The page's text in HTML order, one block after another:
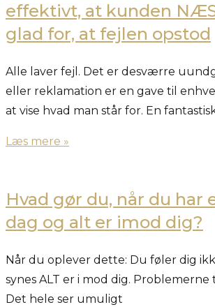
effektivt, at kunden
glad for, at fejlen opstod
Alle laver fejl. Det er desværre
eller reklamation er en gave til
at vise hvad man står for. En
Læs mere »
Hvad gør du, når du har
dag og alt er imod dig?
Når du oplever dette: Du føler dig
synes ALT er i mod dig. Problemerne
Det hele ser umuligt